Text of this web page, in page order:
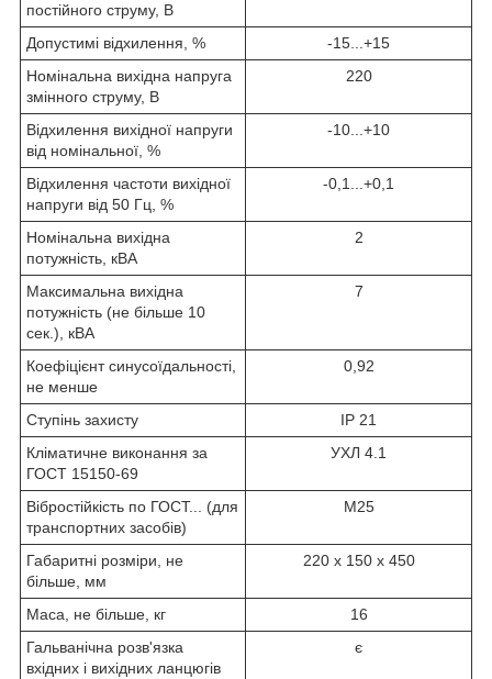
постійного струму, В
Допустимі відхилення, %
-15...+15
Номінальна вихідна напруга
змінного струму, В
220
Відхилення вихідної напруги
від номінальної, %
-10...+10
Відхилення частоти вихідної
напруги від 50 Гц, %
-0,1...+0,1
Номінальна вихідна
потужність, кВА
2
Максимальна вихідна
потужність (не більше 10
сек.), кВА
7
Коефіцієнт синусоїдальності,
не менше
0,92
Ступінь захисту
IP 21
Кліматичне виконання за
ГОСТ 15150-69
УХЛ 4.1
Вібростійкість по ГОСТ... (для
транспортних засобів)
М25
Габаритні розміри, не
більше, мм
220 х 150 х 450
Маса, не більше, кг
16
Гальванічна розв'язка
вхідних і вихідних ланцюгів
є